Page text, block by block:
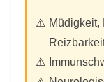
Müdigkeit,